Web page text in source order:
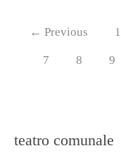
← Previous 1
7 8 9
teatro comunale